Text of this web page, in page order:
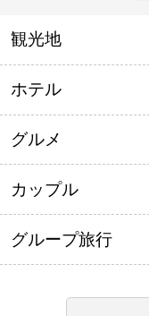
観光地
ホテル
グルメ
カップル
グループ旅行